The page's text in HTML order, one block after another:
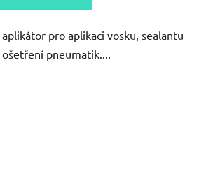
pro aplikaci vosku, sealantu
pneumatik....